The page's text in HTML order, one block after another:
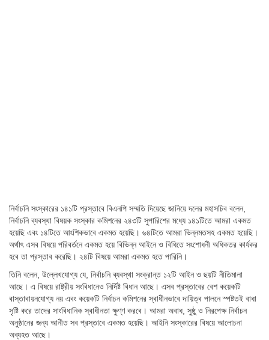
নির্বাচনি সংস্কারের ১৪১টি প্রস্তাবে বিএনপি সম্মতি দিয়েছে জানিয়ে দলের মহাসচিব বলেন,
নির্বাচনি ব্যবস্থা বিষয়ক সংস্কার কমিশনের ২৪৩টি সুপারিশের মধ্যে ১৪১টিতে আমরা একমত
হয়েছি এবং ১৪টিতে আংশিকভাবে একমত হয়েছি। ৬৪টিতে আমরা ভিন্নমতসহ একমত হয়েছি।
অর্থাৎ এসব বিষয়ে পরিবর্তনে একমত হয়ে বিভিন্ন আইনে ও বিধিতে সংশোধনী অধিকতর কার্যকর
হবে তা প্রস্তাব করেছি। ২৪টি বিষয়ে আমরা একমত হতে পারিনি।
তিনি বলেন, উল্লেখযোগ্য যে, নির্বাচনি ব্যবস্থা সংক্রান্ত ১২টি আইন ও ছয়টি নীতিমালা
আছে। এ বিষয়ে রাষ্ট্রীয় সংবিধানেও নির্দিষ্ট বিধান আছে। এসব প্রস্তাবের বেশ কয়েকটি
বাস্তাবায়নযোগ্য নয় এবং কয়েকটি নির্বাচন কমিশনের স্বাধীনভাবে দায়িত্ব পালনে স্পষ্টতই বাধা
সৃষ্টি করে তাদের সাংবিধানিক স্বাধীনতা ক্ষুণ্ণ করবে। আমরা অবাধ, সুষ্ঠু ও নিরপেক্ষ নির্বাচন
অনুষ্ঠানের জন্য আনীত সব প্রস্তাবে একমত হয়েছি। আইনি সংস্কারের বিষয়ে আলোচনা
অব্যহত আছে।